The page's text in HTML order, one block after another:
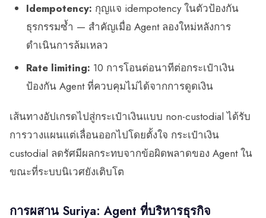
Idempotency: กุญแจ idempotency ในตัวป้องกัน
ธุรกรรมซ้ำ — สำคัญเมื่อ Agent ลองใหม่หลังการ
ดำเนินการล้มเหลว
Rate limiting: 10 การโอนต่อนาทีต่อกระเป๋าเงิน
ป้องกัน Agent ที่ควบคุมไม่ได้จากการดูดเงิน
เส้นทางอัปเกรดไปสู่กระเป๋าเงินแบบ non-custodial ได้รับ
การวางแผนแต่เลื่อนออกไปโดยตั้งใจ กระเป๋าเงิน
custodial ลดรัศมีผลกระทบจากข้อผิดพลาดของ Agent ใน
ขณะที่ระบบนิเวศยังเติบโต
การผสาน Suriya: Agent ที่บริหารธุรกิจ